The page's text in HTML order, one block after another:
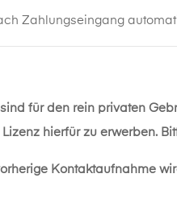
Zahlungseingang
für den rein privaten
hierfür zu erwerben.
Kontaktaufnahme